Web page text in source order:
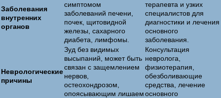
Заболевания
внутренних
органов
симптомом
заболеваний печени,
почек, щитовидной
железы, сахарного
диабета, лимфомы.
терапевта и узких
специалистов для
диагностики и лечения
основного
заболевания.
Неврологические
причины
Зуд без видимых
высыпаний, может быть
связан с защемлением
нервов,
остеохондрозом,
опоясывающим лишаем
Консультация
невролога,
физиотерапия,
обезболивающие
средства, лечение
основного